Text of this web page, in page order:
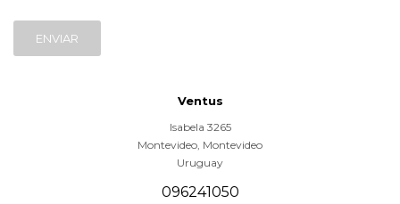
ENVIAR
Ventus
Isabela 3265
Montevideo, Montevideo
Uruguay
096241050